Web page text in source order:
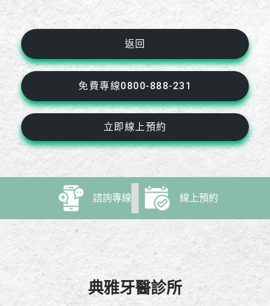
返回
免費專線0800-888-231
立即線上預約
諮詢專線 線上預約
典雅牙醫診所